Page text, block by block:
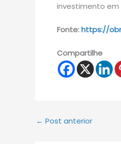
investimento em
Fonte:https://
Compartilhe
← Post anterior